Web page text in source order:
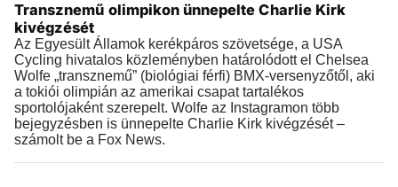
Transznemű olimpikon ünnepelte Charlie Kirk
kivégzését
Az Egyesült Államok kerékpáros szövetsége, a USA
Cycling hivatalos közleményben határolódott el Chelsea
Wolfe „transznemű” (biológiai férfi) BMX-versenyzőtől, aki
a tokiói olimpián az amerikai csapat tartalékos
sportolójaként szerepelt. Wolfe az Instagramon több
bejegyzésben is ünnepelte Charlie Kirk kivégzését –
számolt be a Fox News.